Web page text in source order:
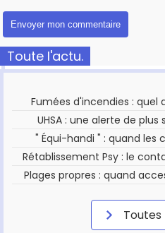
Toute l'actu.
Fumées d'incendies : quel
UHSA : une alerte de
" Équi-handi " : quand les
Rétablissement Psy : le
Plages propres : quand
Toutes